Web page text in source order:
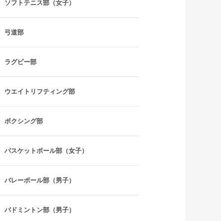
ソフトテニス部（女子）
弓道部
ラグビー部
ウエイトリフティング部
ボクシング部
バスケットボール部（女子）
バレーボール部（男子）
バドミントン部（男子）